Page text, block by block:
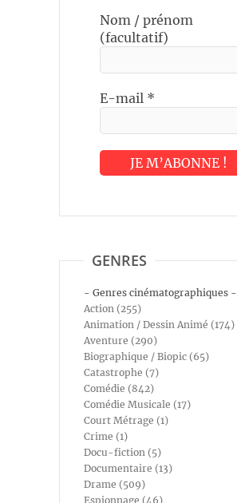
Nom / prénom
(facultatif)
E-mail *
GENRES
- Genres cinématographiques -
Action (255)
Animation / Dessin Animé (174)
Aventure (290)
Biographique / Biopic (65)
Catastrophe (7)
Comédie (842)
Comédie Musicale (17)
Court Métrage (1)
Crime (1)
Docu-fiction (5)
Documentaire (13)
Drame (509)
Espionnage (46)